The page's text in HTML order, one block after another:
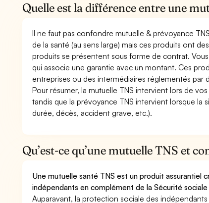
Quelle est la différence entre une
Il ne faut pas confondre mutuelle & prévoyance
de la santé (au sens large) mais ces produits ont
produits se présentent sous forme de contrat.
qui associe une garantie avec un montant. Ces
entreprises ou des intermédiaires réglementés par
Pour résumer, la mutuelle TNS intervient lors de
tandis que la prévoyance TNS intervient lorsque la
durée, décès, accident grave, etc.).
Qu’est-ce qu’une mutuelle TNS et
Une mutuelle santé TNS est un produit assurantiel
indépendants en complément de la Sécurité
Auparavant, la protection sociale des